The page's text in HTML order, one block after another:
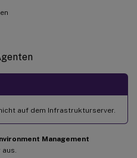
auf dem Infrastrukturserver.
Management